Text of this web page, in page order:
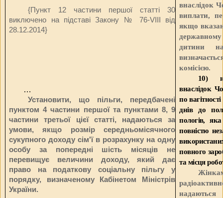
{Пункт 12 частини першої статті 30
виключено на підставі Закону
№ 76-VIII від
28.12.2014}
…
Установити, що пільги, передбачені
пунктом 4 частини першої та пунктами 8, 9
частини третьої цієї статті, надаються за
умови, якщо розмір середньомісячного
сукупного доходу сім'ї в розрахунку на одну
особу за попередні шість місяців не
перевищує величини доходу, який дає
право на податкову соціальну пільгу у
порядку, визначеному Кабінетом Міністрів
України.
внаслідок
виплати,
якщо
державному
дитини
комісією.
10)
внаслідок
по
днів до
пологів,
повністю
повного
та місця